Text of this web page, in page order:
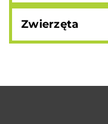
Zwierzęta